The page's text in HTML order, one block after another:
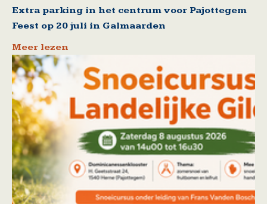
Extra parking in het centrum voor Pajottegem
Feest op 20 juli in Galmaarden
Meer lezen